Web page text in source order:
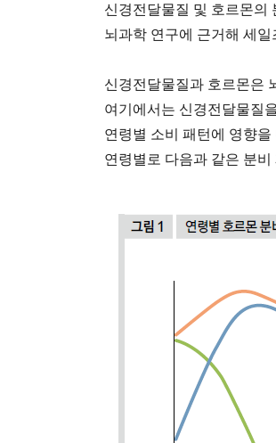
신경전달물질 및 호르몬의
뇌과학 연구에 근거해 세
신경전달물질과 호르몬은
여기에서는 신경전달물질
연령별 소비 패턴에 영향
연령별로 다음과 같은 분비